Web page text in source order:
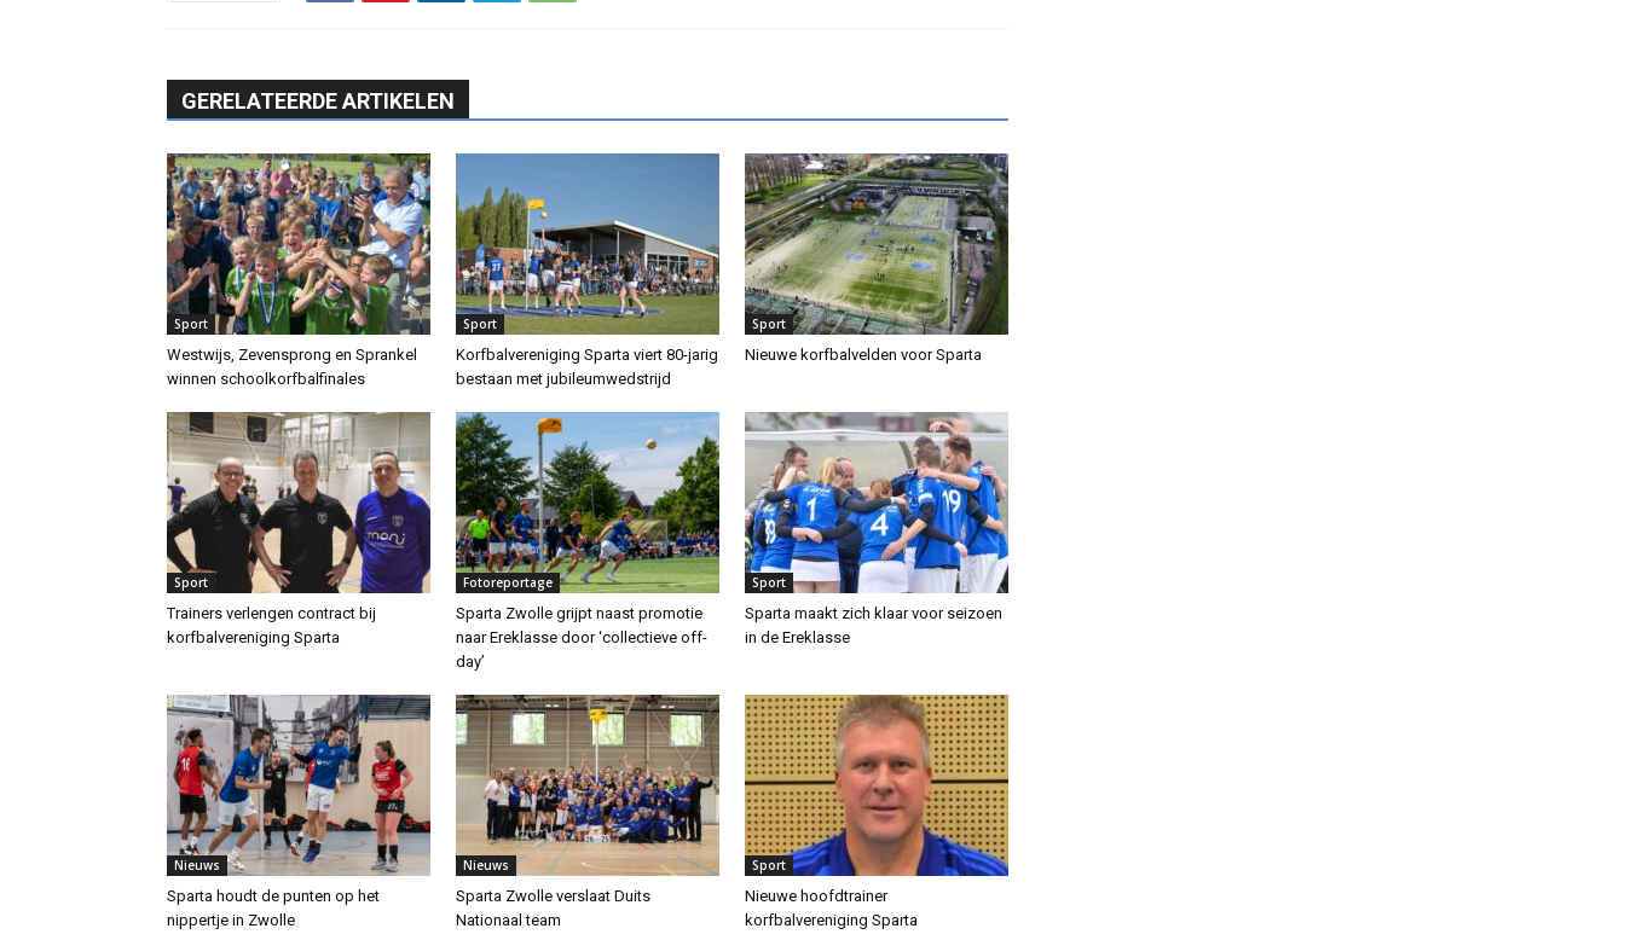
GERELATEERDE ARTIKELEN
Sport
Westwijs, Zevensprong en Sprankel
winnen schoolkorfbalfinales
Sport
Korfbalvereniging Sparta viert 80-jarig
bestaan met jubileumwedstrijd
Sport
Nieuwe korfbalvelden voor Sparta
Sport
Trainers verlengen contract bij
korfbalvereniging Sparta
Fotoreportage
Sparta Zwolle grijpt naast promotie
naar Ereklasse door ‘collectieve off-
day’
Sport
Sparta maakt zich klaar voor seizoen
in de Ereklasse
Nieuws
Sparta houdt de punten op het
nippertje in Zwolle
Nieuws
Sparta Zwolle verslaat Duits
Nationaal team
Sport
Nieuwe hoofdtrainer
korfbalvereniging Sparta